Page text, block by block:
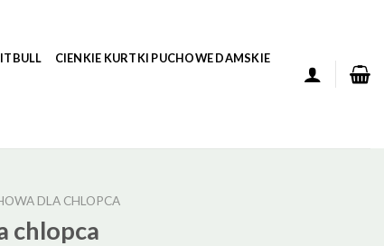
CIENKIE KURTKI PUCHOWE DAMSKIE
DLA CHLOPCA
chlopca